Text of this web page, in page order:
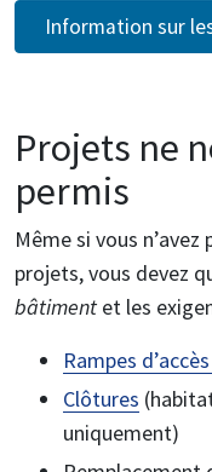
Information sur
Projets ne
permis
Même si vous
projets, vous devez
bâtiment et les
Rampes
Clôtures
uniquement)